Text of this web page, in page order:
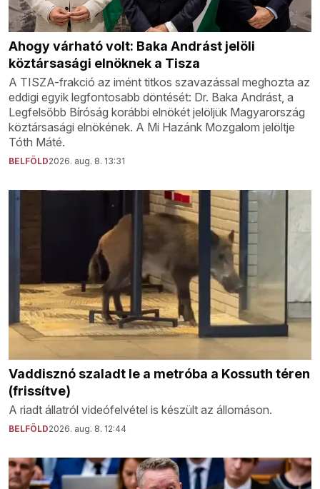
Ahogy várható volt: Baka Andrást jelöli
köztársasági elnöknek a Tisza
A TISZA-frakció az imént titkos szavazással meghozta az
eddigi egyik legfontosabb döntését: Dr. Baka Andrást, a
Legfelsőbb Bíróság korábbi elnökét jelöljük Magyarország
köztársasági elnökének. A Mi Hazánk Mozgalom jelöltje
Tóth Máté.
BELFÖLD2026. aug. 8. 13:31
Vaddisznó szaladt le a metróba a Kossuth téren
(frissítve)
A riadt állatról videófelvétel is készült az állomáson.
BELFÖLD2026. aug. 8. 12:44